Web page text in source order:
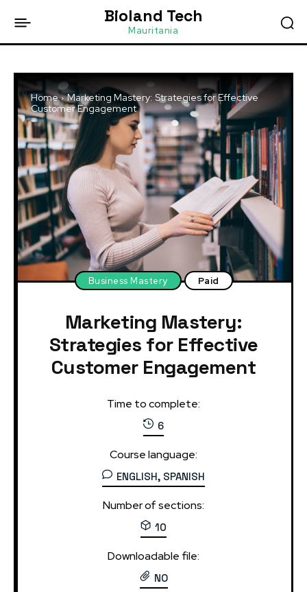
Bioland Tech
Mauritania
Home
Marketing Mastery: Strategies for Effective
Customer Engagement
Business Mastery Paid
Marketing Mastery:
Strategies for Effective
Customer Engagement
Time to complete:
6
Course language:
ENGLISH, SPANISH
Number of sections:
10
Downloadable file:
NO